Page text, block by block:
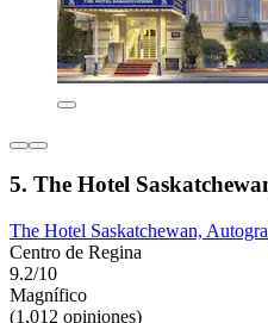
5. The Hotel
The Hotel Saskatchewan,
Centro de Regina
9.2/10
Magnífico
(1,012 opiniones)